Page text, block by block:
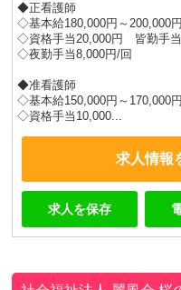
◆正看護師
◇基本給180,000円～200,000円
◇資格手当20,000円 皆勤手当
◇夜勤手当8,000円/回
◆准看護師
◇基本給150,000円～170,000円
◇資格手当10,000...
求人情報
求人を保存